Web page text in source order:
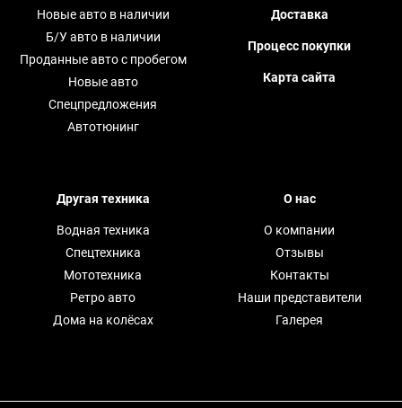
Новые авто в наличии
Б/У авто в наличии
Проданные авто с пробегом
Новые авто
Спецпредложения
Автотюнинг
Доставка
Процесс покупки
Карта сайта
Другая техника
Водная техника
Спецтехника
Мототехника
Ретро авто
Дома на колёсах
О нас
О компании
Отзывы
Контакты
Наши представители
Галерея